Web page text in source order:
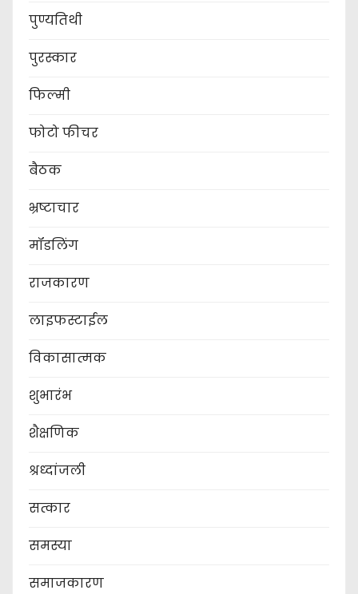
पुण्यतिथी
पुरस्कार
फिल्मी
फोटो फीचर
बैठक
भ्रष्टाचार
मॉडलिंग
राजकारण
लाइफस्टाईल
विकासात्मक
शुभारंभ
शैक्षणिक
श्रध्दांजली
सत्कार
समस्या
समाजकारण